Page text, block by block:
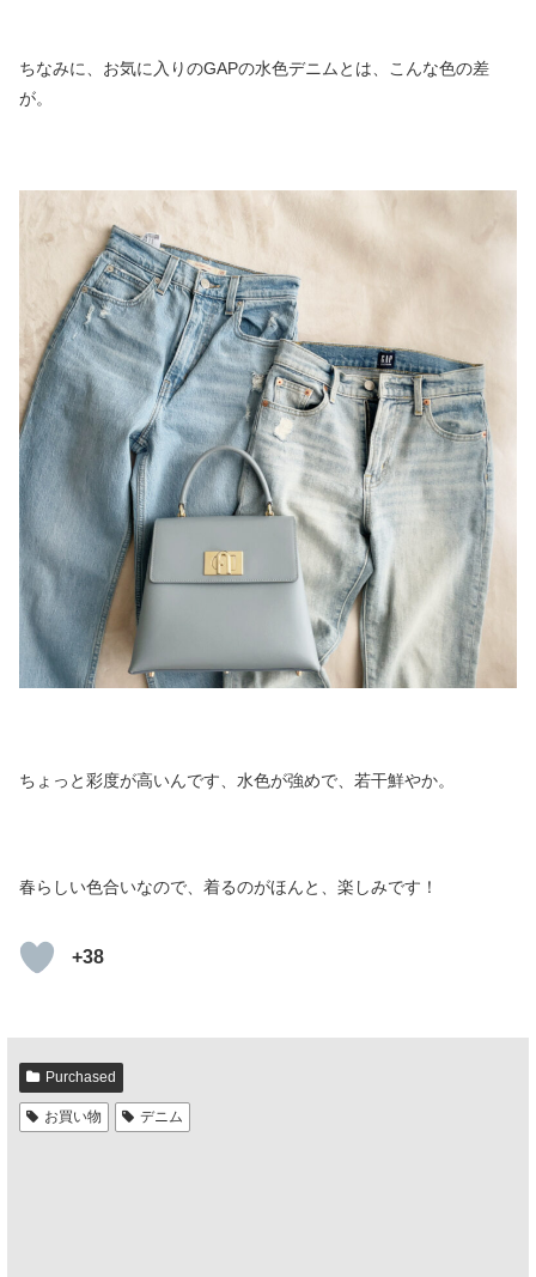
ちなみに、お気に入りのGAPの水色デニムとは、こんな色の差
が。
ちょっと彩度が高いんです、水色が強めで、若干鮮やか。
春らしい色合いなので、着るのがほんと、楽しみです！
+38
Purchased
お買い物 デニム